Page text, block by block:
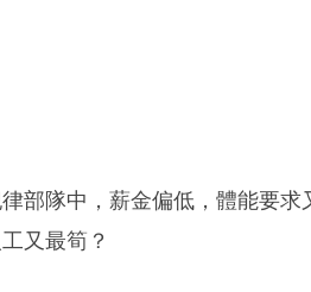
部隊中，薪金偏低，體能要
又最筍？